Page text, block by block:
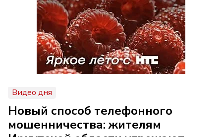
Видео дня
Новый способ телефонного
мошенничества: жителям